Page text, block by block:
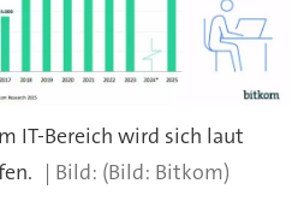
IT-Bereich wird sich laut
(Bild: Bitkom)